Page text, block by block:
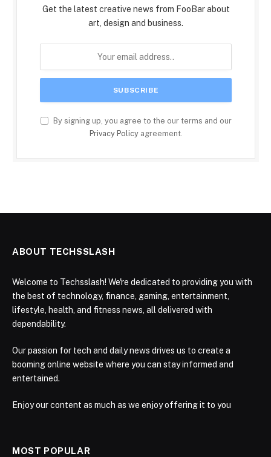
Get the latest creative news from FooBar about
art, design and business.
By signing up, you agree to the our terms and our
Privacy Policyagreement.
ABOUT TECHSSLASH
Welcome to Techsslash! We're dedicated to providing you with
the best of technology, finance, gaming, entertainment,
lifestyle, health, and fitness news, all delivered with
dependability.
Our passion for tech and daily news drives us to create a
booming online website where you can stay informed and
entertained.
Enjoy our content as much as we enjoy offering it to you
MOST POPULAR